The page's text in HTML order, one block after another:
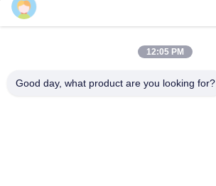
Télégramme
86-755-83983496
12:05 PM
Good day, what product are you looking for?